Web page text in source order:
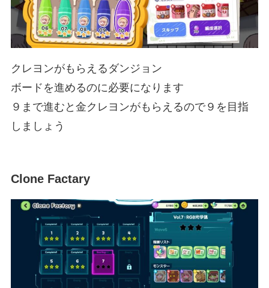
クレヨンがもらえるダンジョン
ボードを進めるのに必要になります
９まで進むと金クレヨンがもらえるので９を目指
しましょう
Clone Factary